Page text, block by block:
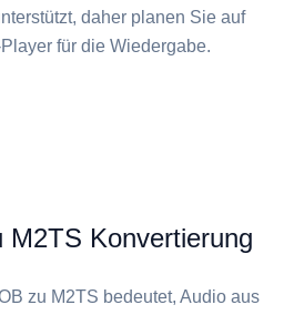
daher planen Sie auf
für die Wiedergabe.
M2TS Konvertierung
zu ⁦M2TS⁩ bedeutet, Audio aus